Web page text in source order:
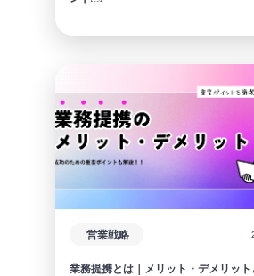
営業戦略
業務提携とは｜メリット・デメリット